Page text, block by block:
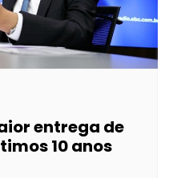
entrega de
10 anos